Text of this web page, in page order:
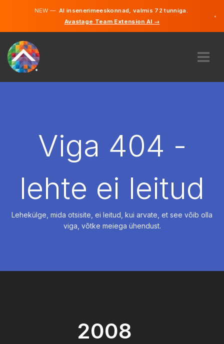
NEW —AI insenerimeeskonnad, valmis 72 tunniga.
Avastage Team Extension AI →
×
PALKAMAViga 404 -
lehte ei leitud
Lehekülge, mida otsisite, ei leitud, kui arvate, et see võib olla
viga, võtke meiega ühendust.
2008